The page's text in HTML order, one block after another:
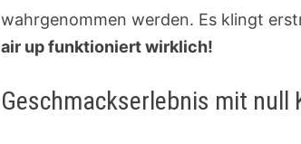
wahrgenommen werden. Es klingt
air up funktioniert wirklich!
Geschmackserlebnis mit